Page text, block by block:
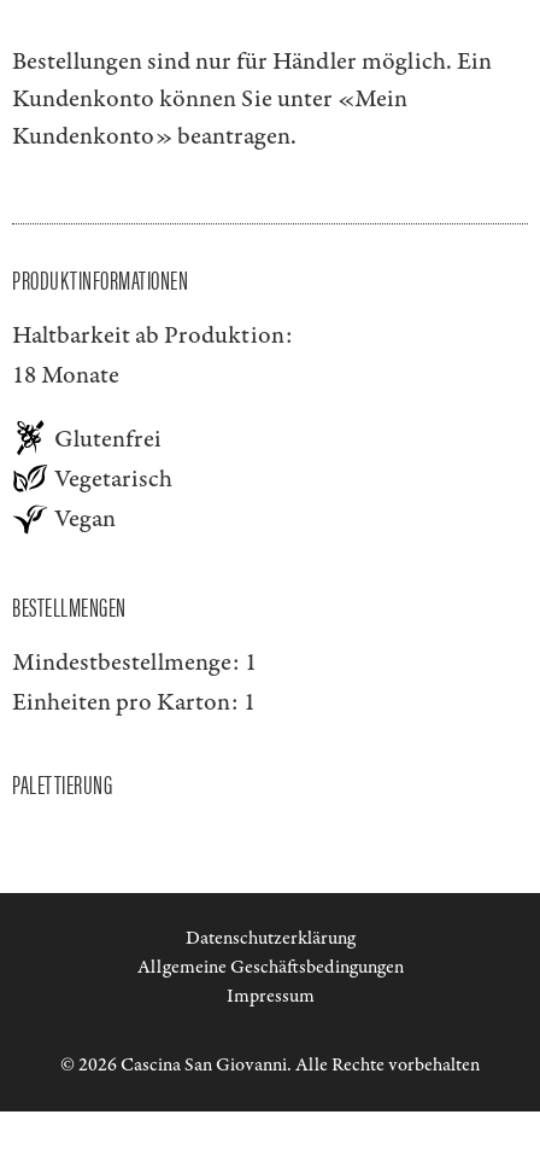
Bestellungen sind nur für Händler möglich. Ein
Kundenkonto können Sie unter «Mein
Kundenkonto»beantragen.
PRODUKTINFORMATIONEN
Haltbarkeit ab Produktion:
18 Monate
Glutenfrei
Vegetarisch
Vegan
BESTELLMENGEN
Mindestbestellmenge: 1
Einheiten pro Karton: 1
PALETTIERUNG
Datenschutzerklärung
Allgemeine Geschäftsbedingungen
Impressum
© 2026 Cascina San Giovanni. Alle Rechte vorbehalten